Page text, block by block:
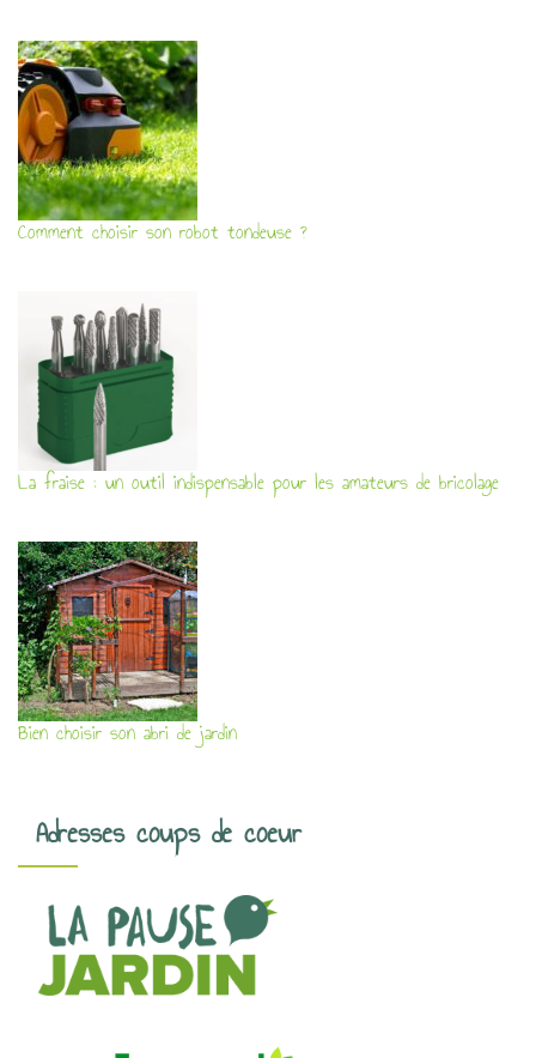
Comment choisir son robot tondeuse ?
La fraise : un outil indispensable pour les amateurs de bricolage
Bien choisir son abri de jardin
Adresses coups de coeur